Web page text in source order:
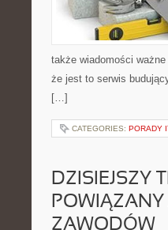
także wiadomości
że jest to serwis
[…]
CATEGORIES: PORADY
DZISIEJSZY
ZAWODÓW